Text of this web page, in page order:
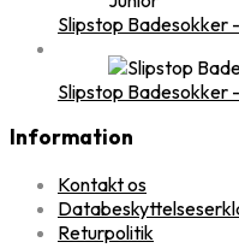
Slipstop Badesokker
Slipstop Badesokker
Information
Kontakt os
Returpolitik